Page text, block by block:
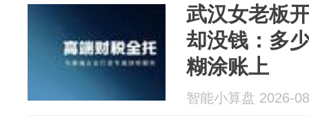
武汉女老板
却没钱：多
糊涂账上
智能小算盘 2026-